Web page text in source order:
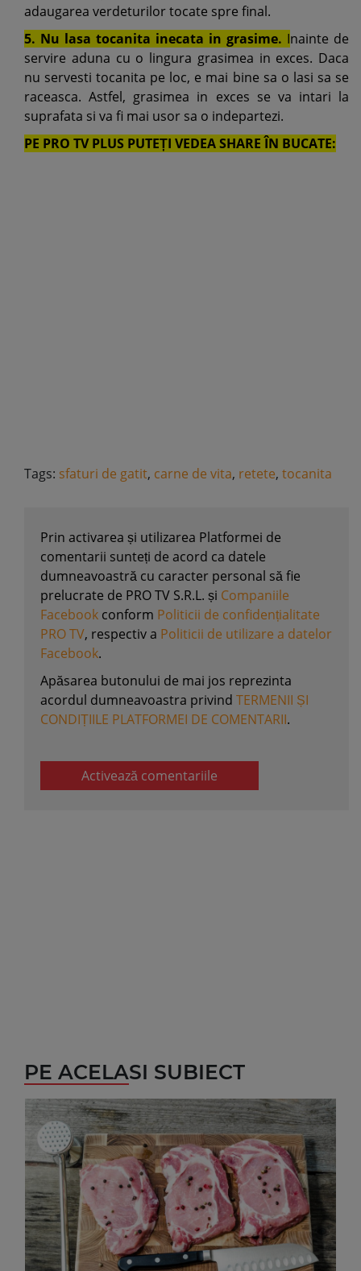
adaugarea verdeturilor tocate spre final.
5. Nu lasa tocanita inecata in grasime. Inainte de
servire aduna cu o lingura grasimea in exces. Daca
nu servesti tocanita pe loc, e mai bine sa o lasi sa se
raceasca. Astfel, grasimea in exces se va intari la
suprafata si va fi mai usor sa o indepartezi.
PE PRO TV PLUS PUTEȚI VEDEA SHARE ÎN BUCATE:
Tags: sfaturi de gatit, carne de vita, retete, tocanita
Prin activarea și utilizarea Platformei de
comentarii sunteți de acord ca datele
dumneavoastră cu caracter personal să fie
prelucrate de PRO TV S.R.L. și Companiile
Facebook conform Politicii de confidențialitate
PRO TV, respectiv a Politicii de utilizare a datelor
Facebook.
Apăsarea butonului de mai jos reprezinta
acordul dumneavoastra privind TERMENII ȘI
CONDIȚIILE PLATFORMEI DE COMENTARII.
Activează comentariile
PE ACELASI SUBIECT